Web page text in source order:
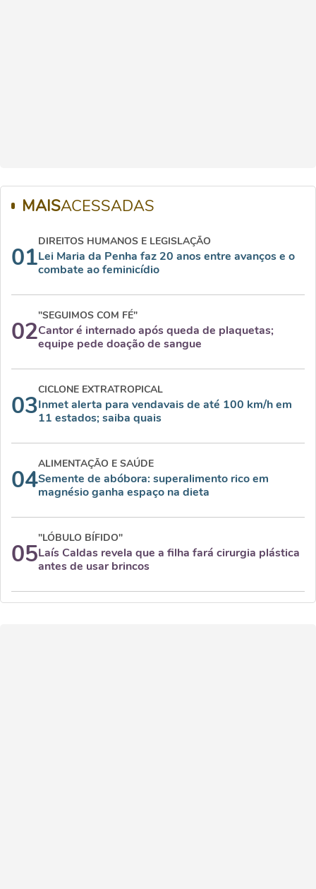
MAISACESSADAS
01
DIREITOS HUMANOS E LEGISLAÇÃO
Lei Maria da Penha faz 20 anos entre avanços e o
combate ao feminicídio
02
"SEGUIMOS COM FÉ"
Cantor é internado após queda de plaquetas;
equipe pede doação de sangue
03
CICLONE EXTRATROPICAL
Inmet alerta para vendavais de até 100 km/h em
11 estados; saiba quais
04
ALIMENTAÇÃO E SAÚDE
Semente de abóbora: superalimento rico em
magnésio ganha espaço na dieta
05
"LÓBULO BÍFIDO"
Laís Caldas revela que a filha fará cirurgia plástica
antes de usar brincos